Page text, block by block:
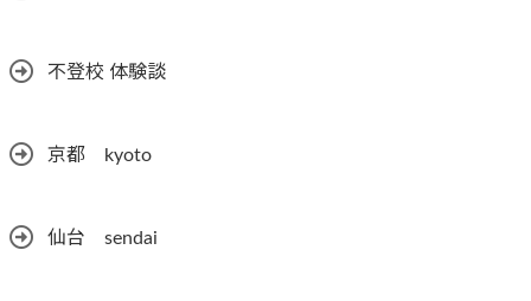
不登校 体験談
京都 kyoto
仙台 sendai